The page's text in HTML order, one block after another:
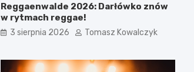
Reggaenwalde 2026: Darłówko znów
w rytmach reggae!
3 sierpnia 2026 Tomasz Kowalczyk